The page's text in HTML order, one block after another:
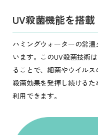
UV殺菌機能を搭載
ハミングウォーターの常
います。このUV殺菌技術
ることで、細菌やウイル
殺菌効果を発揮し続ける
利用できます。